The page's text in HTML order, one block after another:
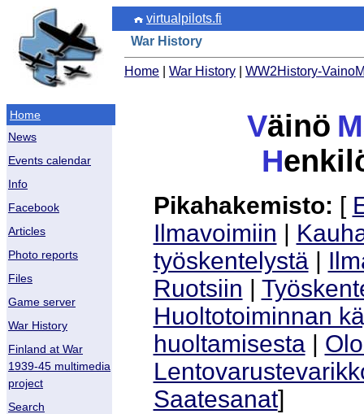
Home
News
Events calendar
Info
Facebook
Articles
Photo reports
Files
Game server
War History
Finland at War
1939-45 multimedia
project
Search
virtualpilots.fi
War History
Home War History WW2History-
Väinö M
H
Pikahakemisto: [
Ilmavoimiin |
työskentelystä|
Ruotsiin |
Huoltotoiminnan
huoltamisesta|
Saatesanat]